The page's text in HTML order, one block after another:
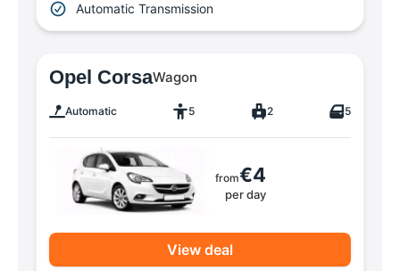
Automatic Transmission
Opel CorsaWagon
Automatic 5 2 5
from€4
per day
View deal